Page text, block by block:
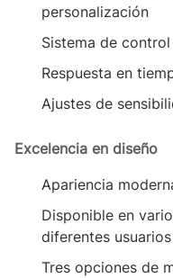
personalización
Sistema de
Respuesta en
Ajustes de
Excelencia en diseño
Apariencia
Disponible en
diferentes usuarios
Tres opciones de